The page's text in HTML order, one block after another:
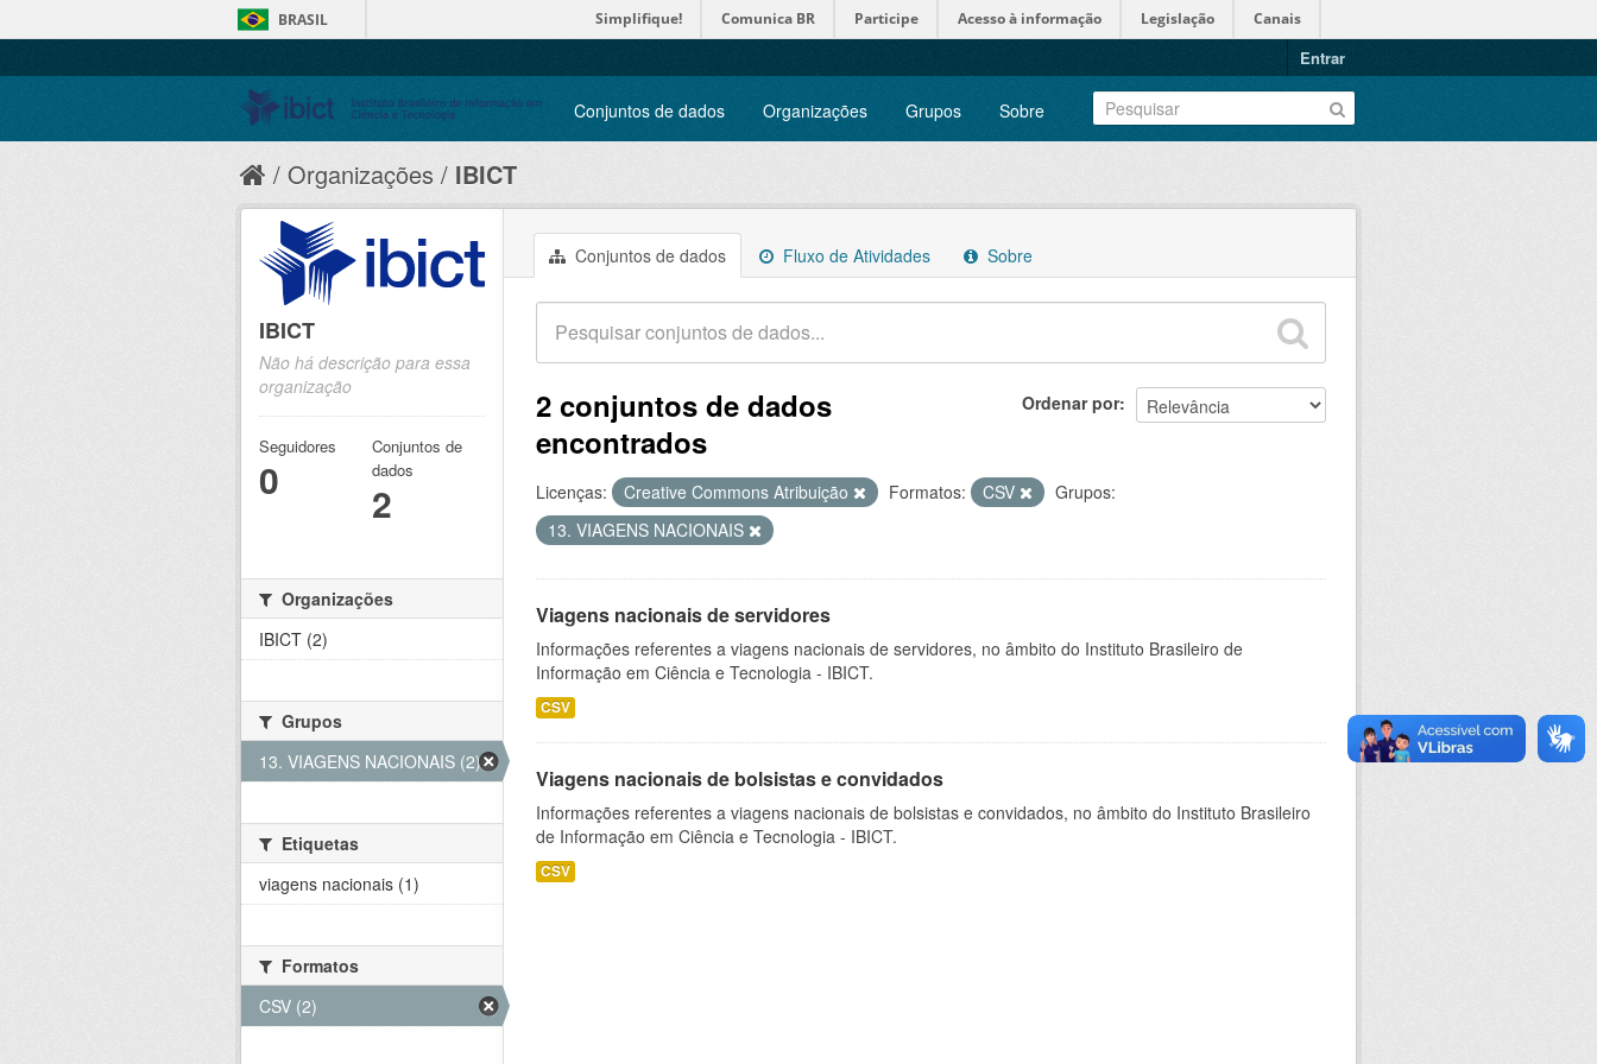
BRASIL Simplifique! Comunica BR Participe Acesso à informação Legislação Canais
Entrar
Conjuntos de dados Organizações Grupos Sobre
Organizações IBICT
Conjuntos de dados Fluxo de Atividades Sobre
Ordenar por
2 conjuntos de dados
encontrados
Licenças: Creative Commons Atribuição Formatos: CSV
Grupos:
13. VIAGENS NACIONAIS
Viagens nacionais de servidores
Informações referentes a viagens nacionais de servidores, no âmbito do Instituto Brasileiro de
Informação em Ciência e Tecnologia - IBICT.
CSV
Viagens nacionais de bolsistas e convidados
Informações referentes a viagens nacionais de bolsistas e convidados, no âmbito do Instituto Brasileiro
de Informação em Ciência e Tecnologia - IBICT.
CSV
IBICT
Não há descrição para essa
organização
Seguidores
0
Conjuntos de
dados
2
Organizações
IBICT (2)
Grupos
13. VIAGENS NACIONAIS (2)
Etiquetas
viagens nacionais (1)
Formatos
CSV (2)